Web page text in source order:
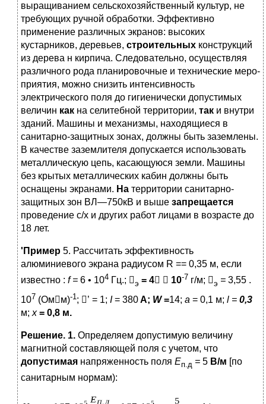
выращиванием сельскохозяйственный культур, не
требующих ручной обработки. Эффективно
применение различных экранов: высоких
кустарников, деревьев, строи­тельных конструкций
из дерева н кирпича. Следовательно, осу­ществляя
различного рода планировочные и технические меро­
приятия, можно снизить интенсивность
электрического поля до гигиенически допустимых
величин как на селитебной территории, так и внутри
зданий. Машины и механизмы, находящиеся в
санитарно-защитных зонах, должны быть заземлены.
В качестве заземлителя допускается использовать
металлическую цепь, касающуюся земли. Машины
без крытых металлических кабин должны быть
оснащены экранами. На территории санитарно-
защитных зон ВЛ—750кВ и выше запрещается
проведение с/х и других работ лицами в возрасте до
18 лет.
'Пример 5. Рассчитать эффективность
алюминиевого экрана радиусом R == 0,35 м, если
известно : f = 6 • 104 Гц.; э = 4  10-7 г/м; э = 3,55 .
107 (Омм)-1 ; ’ = 1; I = 380A; W=14; а = 0,1 м; l = 0,3
м; х= 0,8 м.
Решение. 1. Определяем допустимую величину
магнитной составляющей поля с учетом, что
допустимая напряженность поля Еп.д = 5 В/м [по
санитарным нормам):